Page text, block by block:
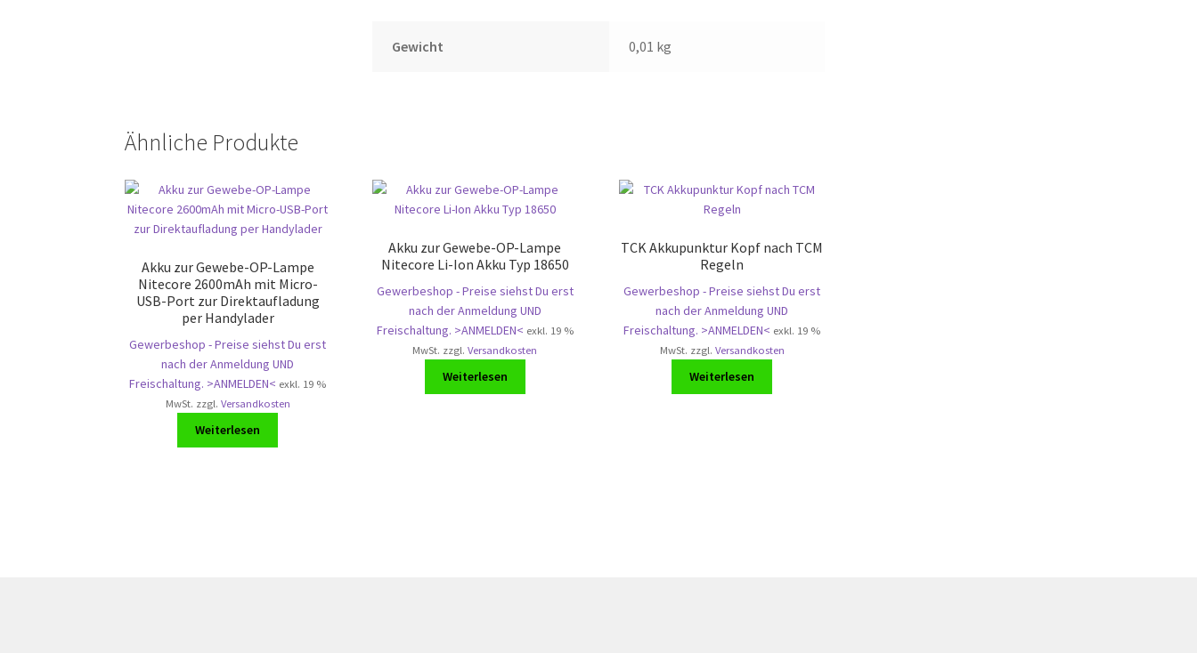
Gewicht 0,01 kg
Ähnliche Produkte
Akku zur Gewebe-OP-Lampe
Nitecore 2600mAh mit Micro-
USB-Port zur Direktaufladung
per Handylader
Gewerbeshop - Preise siehst Du erst
nach der Anmeldung UND
Freischaltung. >ANMELDEN< exkl. 19 %
MwSt. zzgl. Versandkosten
Weiterlesen
Akku zur Gewebe-OP-Lampe
Nitecore Li-Ion Akku Typ 18650
Gewerbeshop - Preise siehst Du erst
nach der Anmeldung UND
Freischaltung. >ANMELDEN< exkl. 19 %
MwSt. zzgl.Versandkosten
Weiterlesen
TCK Akkupunktur Kopf nach TCM
Regeln
Gewerbeshop - Preise siehst Du erst
nach der Anmeldung UND
Freischaltung. >ANMELDEN< exkl. 19 %
MwSt. zzgl. Versandkosten
Weiterlesen